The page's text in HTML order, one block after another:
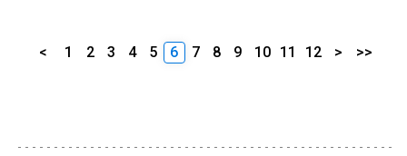
< 1 2 3 4 5 6 7 8 9 10 11 12 > >>